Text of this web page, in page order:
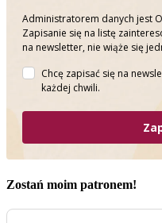
Administratorem danych jest
Zapisanie się na listę
na newsletter, nie wiąże się
Chcę zapisać się na
każdej chwili.
Zostań moim patronem!